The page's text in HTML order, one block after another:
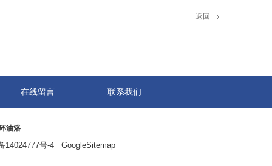
返回
在线留言 联系我们
油浴
14024777号-4 GoogleSitemap